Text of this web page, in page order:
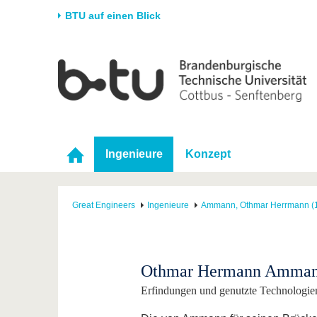
BTU auf einen Blick
Universität
Karriere & Engagement
Partnerschaften &
Strukturwandel
Forschung
Förderung
Wissenschaftlicher
Nachwuchs
Ingenieure Konzept
Great Engineers Ingenieure Ammann, Othmar Herrmann
Othmar Hermann
Erfindungen und genutzte